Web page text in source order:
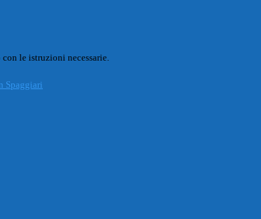
le istruzioni necessarie.
Spaggiari